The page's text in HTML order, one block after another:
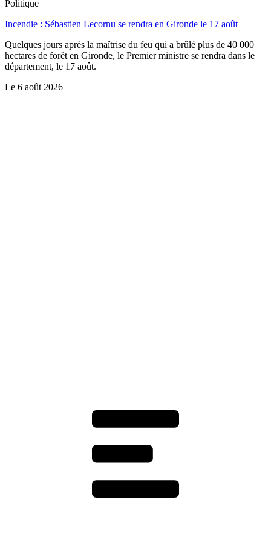
Politique
Incendie : Sébastien Lecornu se rendra en Gironde le 17 août
Quelques jours après la maîtrise du feu qui a brûlé plus de 40 000
hectares de forêt en Gironde, le Premier ministre se rendra dans le
département, le 17 août.
Le 6 août 2026